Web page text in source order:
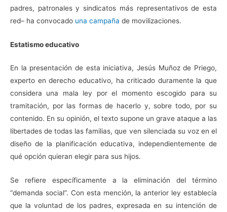
padres, patronales y sindicatos más representativos de esta
red– ha convocado una campaña de movilizaciones.
Estatismo educativo
En la presentación de esta iniciativa, Jesús Muñoz de Priego,
experto en derecho educativo, ha criticado duramente la que
considera una mala ley por el momento escogido para su
tramitación, por las formas de hacerlo y, sobre todo, por su
contenido. En su opinión, el texto supone un grave ataque a las
libertades de todas las familias, que ven silenciada su voz en el
diseño de la planificación educativa, independientemente de
qué opción quieran elegir para sus hijos.
Se refiere específicamente a la eliminación del término
“demanda social”. Con esta mención, la anterior ley establecía
que la voluntad de los padres, expresada en su intención de